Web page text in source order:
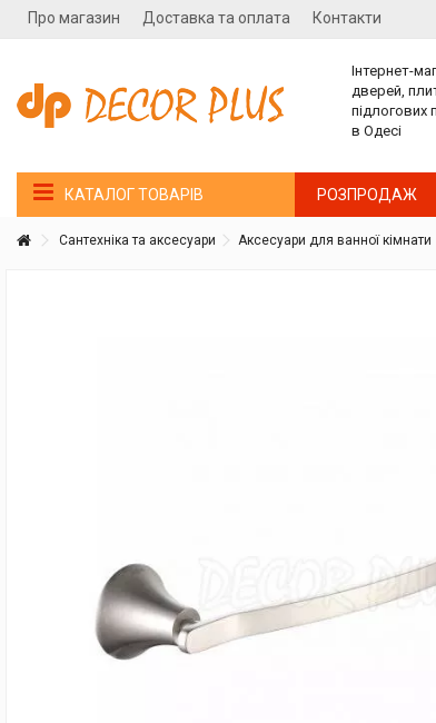
Про магазин Доставка та оплата Контакти
Інтернет-
дверей,
підлогових
в Одесі
КАТАЛОГ ТОВАРІВ РОЗПРОДАЖ
Сантехніка та аксесуари Аксесуари для ванної кімнати